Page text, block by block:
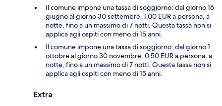
Il comune impone una tassa di soggiorno: dal giorno 16
giugno al giorno 30 settembre, 1.00 EUR a persona, a
notte, fino a un massimo di 7 notti. Questa tassa non si
applica agli ospiti con meno di 15 anni.
Il comune impone una tassa di soggiorno: dal giorno 1
ottobre al giorno 30 novembre, 0.50 EUR a persona, a
notte, fino a un massimo di 7 notti. Questa tassa non si
applica agli ospiti con meno di 15 anni.
Extra